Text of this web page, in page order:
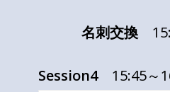
名刺交換
Session4 15:45～